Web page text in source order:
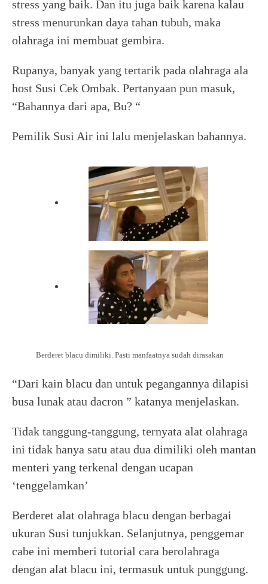
stress yang baik. Dan itu juga baik karena kalau
stress menurunkan daya tahan tubuh, maka
olahraga ini membuat gembira.
Rupanya, banyak yang tertarik pada olahraga ala
host Susi Cek Ombak. Pertanyaan pun masuk,
“Bahannya dari apa, Bu? “
Pemilik Susi Air ini lalu menjelaskan bahannya.
Berderet blacu dimiliki. Pasti manfaatnya sudah dirasakan
“Dari kain blacu dan untuk pegangannya dilapisi
busa lunak atau dacron ” katanya menjelaskan.
Tidak tanggung-tanggung, ternyata alat olahraga
ini tidak hanya satu atau dua dimiliki oleh mantan
menteri yang terkenal dengan ucapan
‘tenggelamkan’
Berderet alat olahraga blacu dengan berbagai
ukuran Susi tunjukkan. Selanjutnya, penggemar
cabe ini memberi tutorial cara berolahraga
dengan alat blacu ini, termasuk untuk punggung.